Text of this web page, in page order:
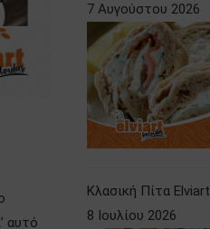
αυτό
7 Αυγούστου 2026
Κλασική Πίτα Elviart
8 Ιουλίου 2026